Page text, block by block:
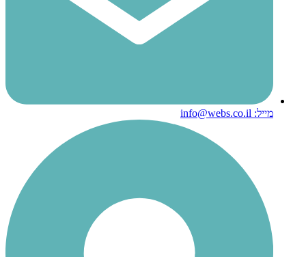
מייל: info@webs.co.il